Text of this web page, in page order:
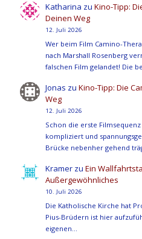
Katharina zuKino-Tipp:
Deinen Weg
12. Juli 2026
Wer beim Film Camino-
nach Marshall Rosenberg
falschen Film gelandet! Die
Jonas zuKino-Tipp: Die
Weg
12. Juli 2026
Schon die erste
kompliziert und
Brücke nebenher gehend
Kramer zuEin
Außergewöhnliches
10. Juli 2026
Die Katholische Kirche hat
Pius-Brüdern ist hier
eigenen…